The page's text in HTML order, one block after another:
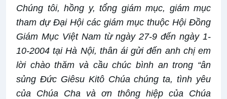
Chúng tôi, hồng y, tổng giám mục, giám mục
tham dự Đại Hội các giám mục thuộc Hội Đồng
Giám Mục Việt Nam từ ngày 27-9 đến ngày 1-
10-2004 tại Hà Nội, thân ái gửi đến anh chị em
lời chào thăm và cầu chúc bình an trong “ân
sủng Đức Giêsu Kitô Chúa chúng ta, tình yêu
của Chúa Cha và ơn thông hiệp của Chúa